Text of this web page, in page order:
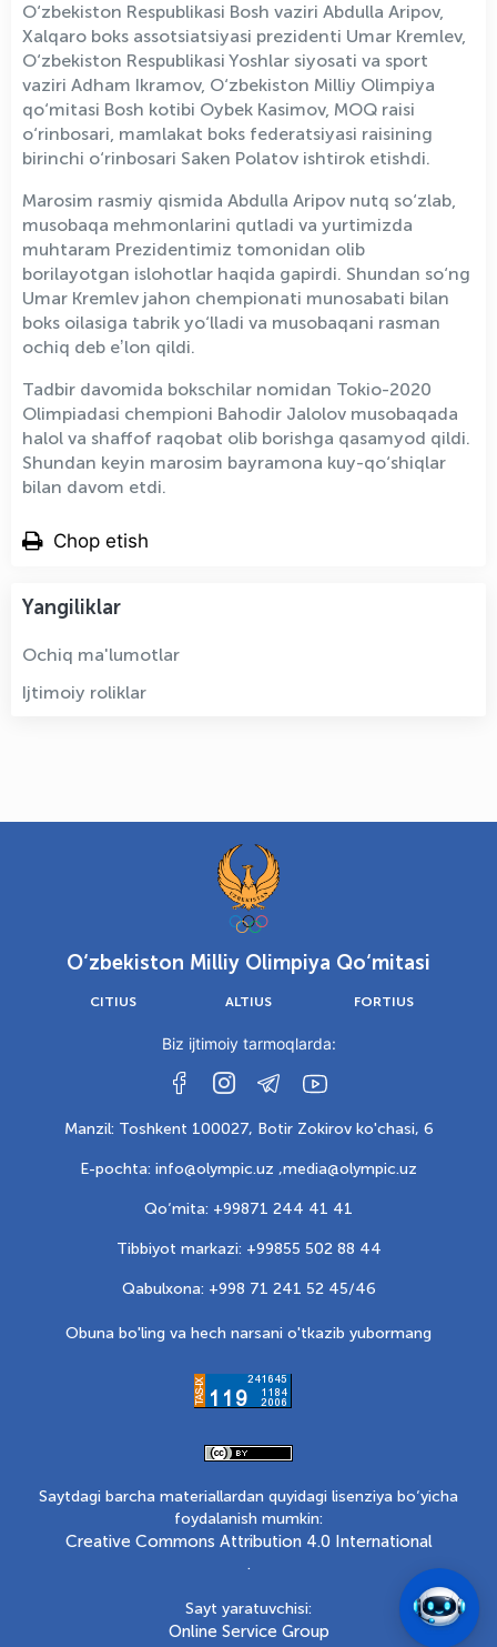
O‘zbekiston Respublikasi Bosh vaziri Abdulla Aripov,
Xalqaro boks assotsiatsiyasi prezidenti Umar Kremlev,
O‘zbekiston Respublikasi Yoshlar siyosati va sport
vaziri Adham Ikramov, O‘zbekiston Milliy Olimpiya
qo‘mitasi Bosh kotibi Oybek Kasimov, MOQ raisi
o‘rinbosari, mamlakat boks federatsiyasi raisining
birinchi o‘rinbosari Saken Polatov ishtirok etishdi.
Marosim rasmiy qismida Abdulla Aripov nutq so‘zlab,
musobaqa mehmonlarini qutladi va yurtimizda
muhtaram Prezidentimiz tomonidan olib
borilayotgan islohotlar haqida gapirdi. Shundan so‘ng
Umar Kremlev jahon chempionati munosabati bilan
boks oilasiga tabrik yo‘lladi va musobaqani rasman
ochiq deb eʼlon qildi.
Tadbir davomida bokschilar nomidan Tokio-2020
Olimpiadasi chempioni Bahodir Jalolov musobaqada
halol va shaffof raqobat olib borishga qasamyod qildi.
Shundan keyin marosim bayramona kuy-qo‘shiqlar
bilan davom etdi.
Chop etish
Yangiliklar
Ochiq ma'lumotlar
Ijtimoiy roliklar
O‘zbekiston Milliy Olimpiya Qo‘mitasi
CITIUS ALTIUS FORTIUS
Biz ijtimoiy tarmoqlarda:
Manzil: Toshkent 100027, Botir Zokirov ko'chasi, 6
E-pochta: info@olympic.uz ,media@olympic.uz
Qo‘mita: +99871 244 41 41
Tibbiyot markazi: +99855 502 88 44
Qabulxona: +998 71 241 52 45/46
Obuna bo'ling va hech narsani o'tkazib yubormang
Saytdagi barcha materiallardan quyidagi lisenziya bo‘yicha
foydalanish mumkin:
Creative Commons Attribution 4.0 International
.
Sayt yaratuvchisi:
Online Service Group